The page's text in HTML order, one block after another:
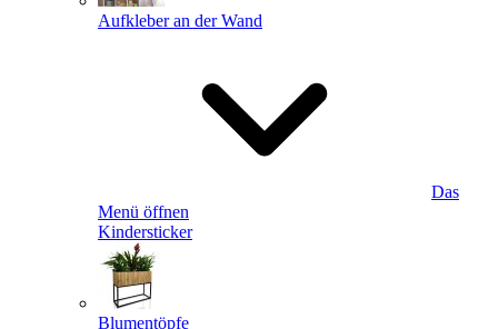
Aufkleber an der Wand
Das
Menü öffnen
Kindersticker
Blumentöpfe